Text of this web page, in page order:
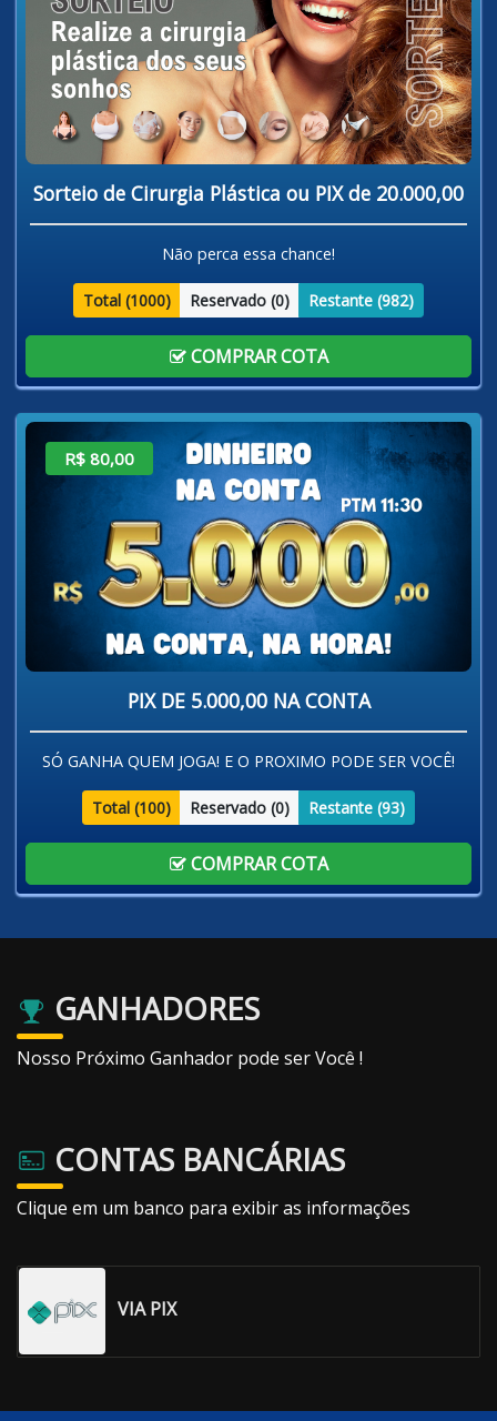
Sorteio de Cirurgia Plástica ou PIX de 20.000,00
Não perca essa chance!
Total (1000) Reservado (0) Restante (982)
COMPRAR COTA
R$ 80,00
PIX DE 5.000,00 NA CONTA
SÓ GANHA QUEM JOGA! E O PROXIMO PODE SER VOCÊ!
Total (100) Reservado (0) Restante (93)
COMPRAR COTA
GANHADORES
Nosso Próximo Ganhador pode ser Você !
CONTAS BANCÁRIAS
Clique em um banco para exibir as informações
VIA PIX